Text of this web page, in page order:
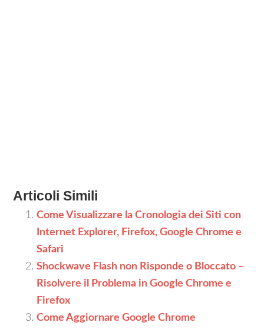
Articoli Simili
Come Visualizzare la Cronologia dei Siti con
Internet Explorer, Firefox, Google Chrome e
Safari
Shockwave Flash non Risponde o Bloccato –
Risolvere il Problema in Google Chrome e
Firefox
Come Aggiornare Google Chrome